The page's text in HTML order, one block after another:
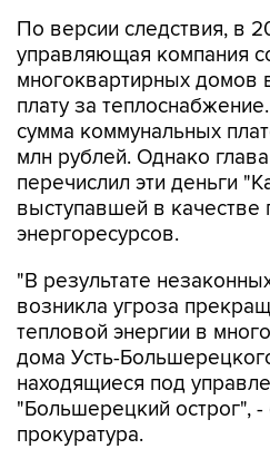
По версии следствия, в
управляющая компания
многоквартирных домов
плату за
сумма коммунальных
млн рублей. Однако
перечислил эти деньги
выступавшей в качестве
энергоресурсов.
"В результате
возникла угроза
тепловой энергии в
дома Усть-
находящиеся под
"Большерецкий острог", -
прокуратура.